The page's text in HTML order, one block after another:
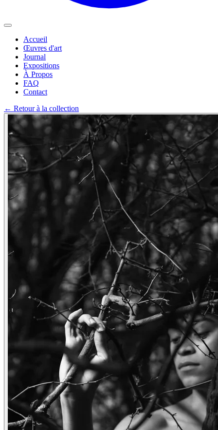
Accueil
Œuvres d'art
Journal
Expositions
À Propos
FAQ
Contact
← Retour à la collection